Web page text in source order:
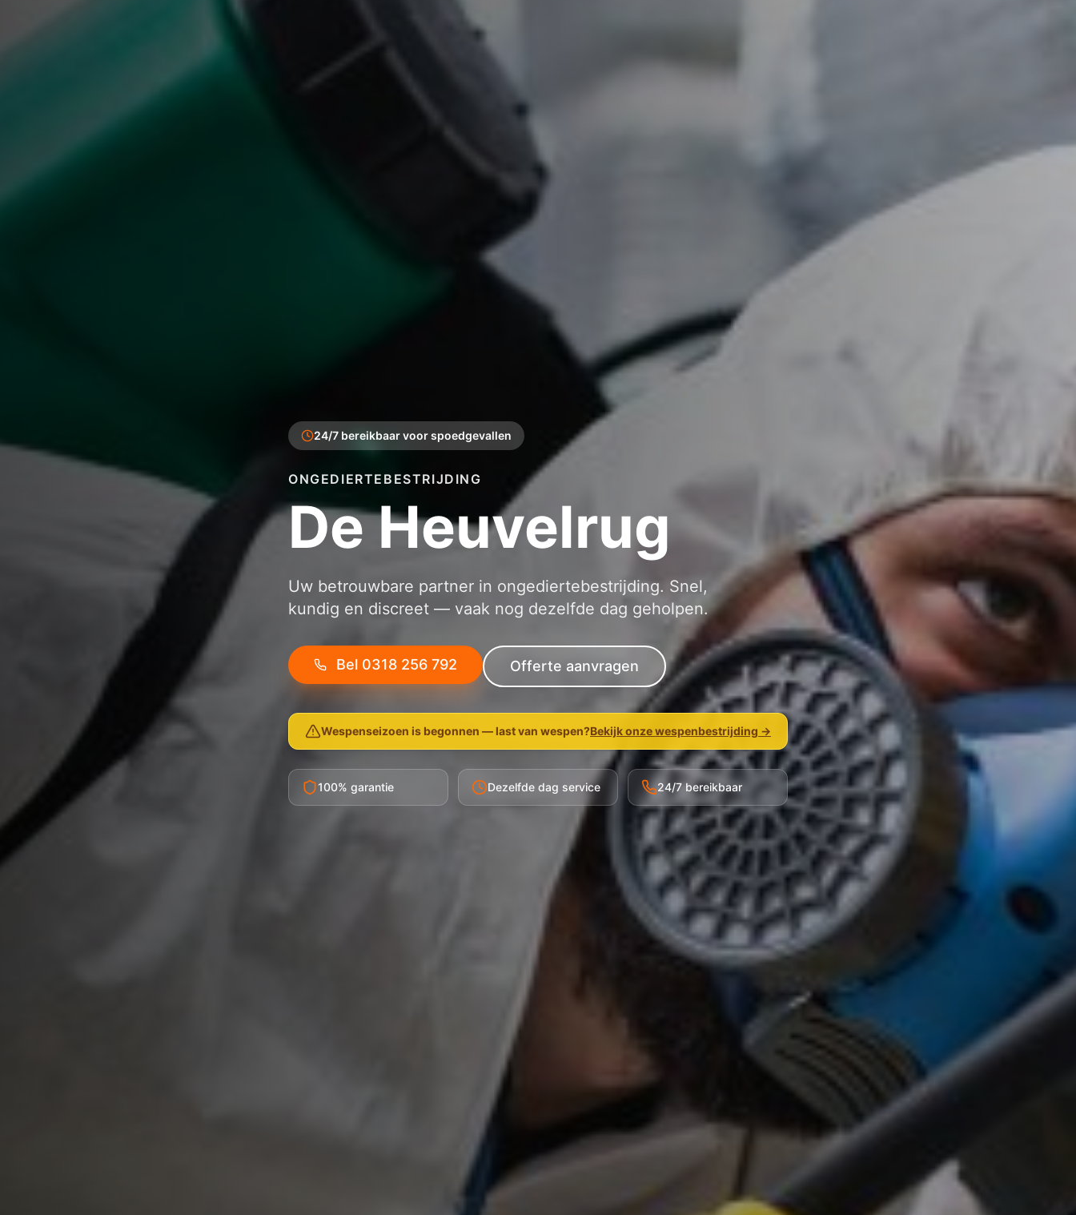
24/7 bereikbaar voor spoedgevallen
ONGEDIERTEBESTRIJDING
De Heuvelrug
Uw betrouwbare partner in ongediertebestrijding. Snel,
kundig en discreet — vaak nog dezelfde dag geholpen.
Bel 0318 256 792 Offerte aanvragen
Wespenseizoen is begonnen — last van wespen?Bekijk onze wespenbestrijding →
100% garantie Dezelfde dag service 24/7 bereikbaar